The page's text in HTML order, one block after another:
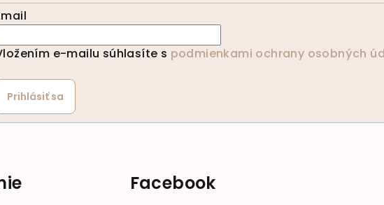
e-mailu súhlasíte s podmienkami ochrany osobných
Prihlásiť sa
Facebook